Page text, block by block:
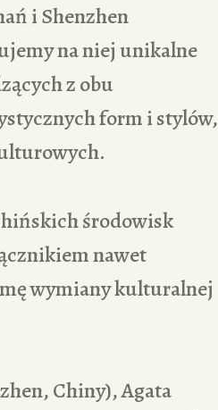
i Shenzhen
na niej unikalne
z obu
form i stylów,
środowisk
nawet
wymiany kulturalnej
Chiny), Agata